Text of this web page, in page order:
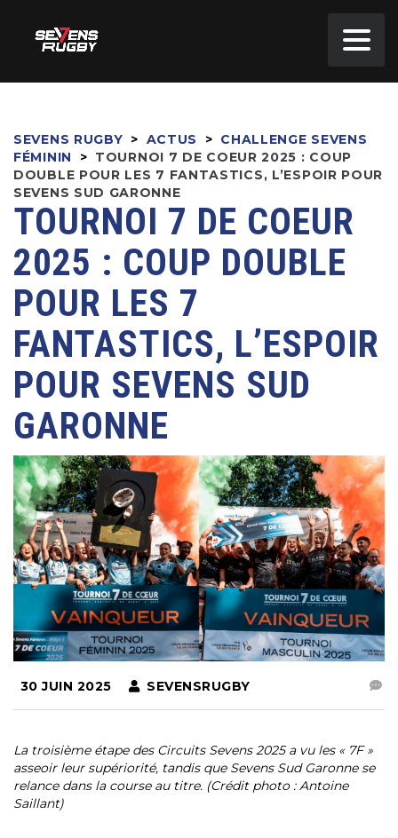
SEVENS RUGBY > ACTUS > CHALLENGE SEVENS
FÉMININ
> TOURNOI 7 DE COEUR 2025 : COUP
DOUBLE POUR LES 7 FANTASTICS, L’ESPOIR POUR
SEVENS SUD GARONNE
TOURNOI 7 DE COEUR
2025 : COUP DOUBLE
POUR LES 7
FANTASTICS, L’ESPOIR
POUR SEVENS SUD
GARONNE
30 JUIN 2025 SEVENSRUGBY
La troisième étape des Circuits Sevens 2025 a vu les « 7F »
asseoir leur supériorité, tandis que Sevens Sud Garonne se
relance dans la course au titre. (Crédit photo : Antoine
Saillant)